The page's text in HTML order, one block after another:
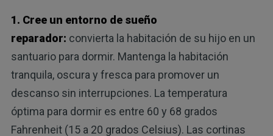
1. Cree un entorno de sueño
reparador: convierta la habitación de su hijo en un
santuario para dormir. Mantenga la habitación
tranquila, oscura y fresca para promover un
descanso sin interrupciones. La temperatura
óptima para dormir es entre 60 y 68 grados
Fahrenheit (15 a 20 grados Celsius). Las cortinas